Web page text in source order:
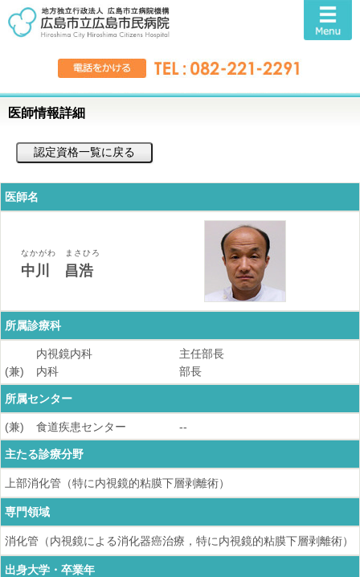
医師情報詳細
医師名
なかがわ まさひろ
中川 昌浩
所属診療科
内視鏡内科
主任部長
(兼)
内科 部長
所属センター
(兼) 食道疾患センター --
主たる診療分野
上部消化管（特に内視鏡的粘膜下層剥離術）
専門領域
消化管（内視鏡による消化器癌治療，特に内視鏡的粘膜下層剥離術）
出身大学・卒業年